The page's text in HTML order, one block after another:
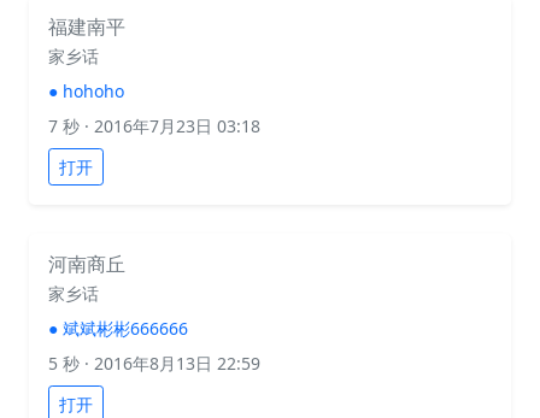
福建南平
家乡话
● hohoho
7 秒 · 2016年7月23日 03:18
打开
河南商丘
家乡话
● 斌斌彬彬666666
5 秒 · 2016年8月13日 22:59
打开